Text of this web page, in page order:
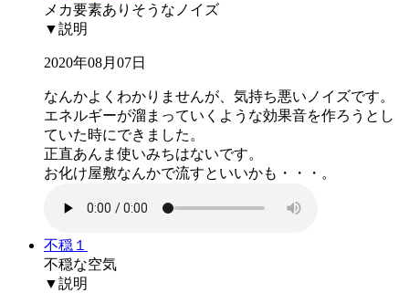
メカ要素ありそうなノイズ
▼説明
2020年08月07日
なんかよくわかりませんが、気持ち悪いノイズです。
エネルギーが溜まっていくような効果音を作ろうとし
ていた時にできました。
正直あんま使いみちはないです。
お化け屋敷なんかで流すといいかも・・・。
不穏１
不穏な空気
▼説明